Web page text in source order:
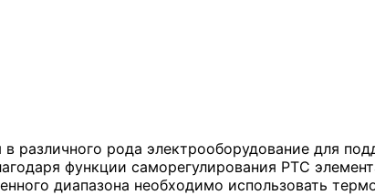
в различного рода электрооборудование для
функции саморегулирования PTC
диапазона необходимо использовать